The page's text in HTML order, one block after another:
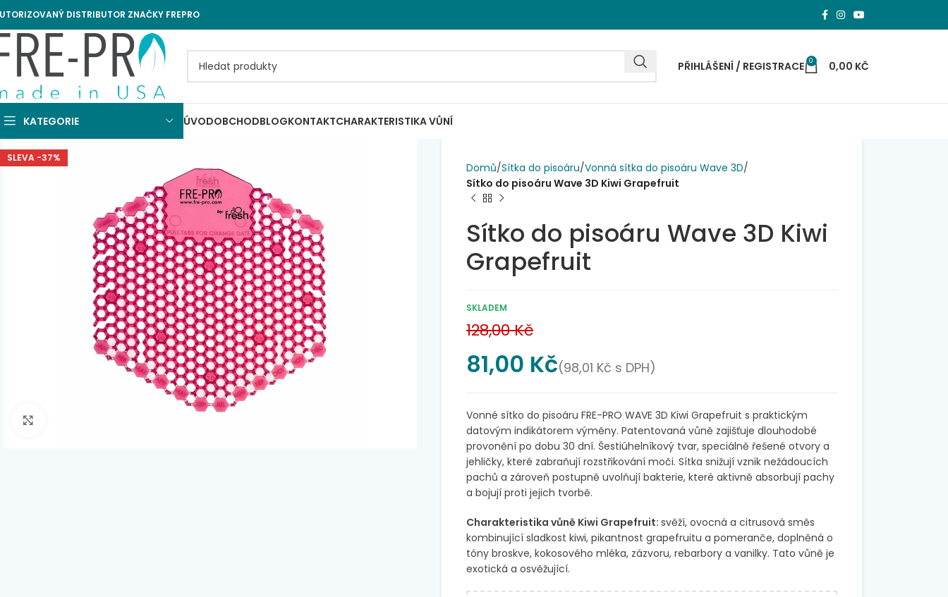
DISTRIBUTOR ZNAČKY FREPRO
PŘIHLÁŠENÍ / REGISTRACE 0 0,00 KČ
KATEGORIE ÚVODOBCHODBLOGKONTAKTCHARAKTERISTIKA VŮNÍ
SLEVA -37%
Domů Sítka do pisoáru Vonná sítka do pisoáru Wave 3D
Sítko do pisoáru Wave 3D Kiwi Grapefruit
Sítko do pisoáru Wave 3D Kiwi
Grapefruit
SKLADEM
128,00Kč
81,00 Kč(98,01 Kč s DPH)
Vonné sítko do pisoáru FRE-PRO WAVE 3D Kiwi Grapefruit s praktickým
datovým indikátorem výměny. Patentovaná vůně zajišťuje dlouhodobé
provonění po dobu 30 dní. Šestiúhelníkový tvar, speciálně řešené otvory a
jehličky, které zabraňují rozstřikování moči. Sítka snižují vznik nežádoucích
pachů a zároveň postupně uvolňují bakterie, které aktivně absorbují pachy
a bojují proti jejich tvorbě.
Charakteristika vůně Kiwi Grapefruit: svěží, ovocná a citrusová směs
kombinující sladkost kiwi, pikantnost grapefruitu a pomeranče, doplněná o
tóny broskve, kokosového mléka, zázvoru, rebarbory a vanilky. Tato vůně je
exotická a osvěžující.